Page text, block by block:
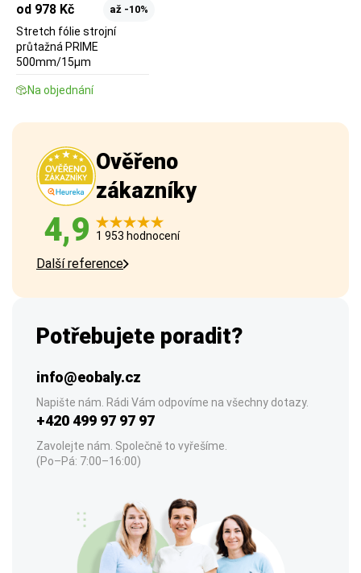
od 978 Kč až -10%
Stretch fólie strojní
průtažná PRIME
500mm/15µm
Na objednání
Ověřeno
zákazníky
4,9 1 953 hodnocení
Další reference
Potřebujete poradit?
info@eobaly.cz
Napište nám. Rádi Vám odpovíme na všechny dotazy.
+420 499 97 97 97
Zavolejte nám. Společně to vyřešíme.
(Po–Pá: 7:00–16:00)